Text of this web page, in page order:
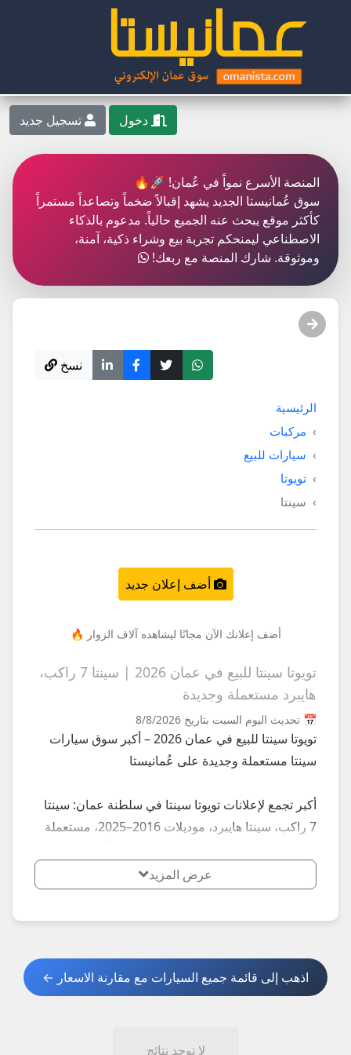
دخول تسجيل جديد
المنصة الأسرع نمواً في عُمان! 🚀🔥
سوق عُمانيستا الجديد يشهد إقبالاً ضخماً وتصاعداً مستمراً
كأكثر موقع يبحث عنه الجميع حالياً. مدعوم بالذكاء
الاصطناعي ليمنحكم تجربة بيع وشراء ذكية، آمنة،
وموثوقة. شارك المنصة مع ربعك!
نسخ
الرئيسية
مركبات
سيارات للبيع
تويوتا
سينتا
أضف إعلان جديد
أضف إعلانك الآن مجانًا ليشاهده آلاف الزوار 🔥
تويوتا سينتا للبيع في عمان 2026 | سينتا 7 راكب،
هايبرد مستعملة وجديدة
📅 تحديث اليوم السبت بتاريخ 8/8/2026
تويوتا سينتا للبيع في عمان 2026 – أكبر سوق سيارات
سينتا مستعملة وجديدة على عُمانيستا
أكبر تجمع لإعلانات تويوتا سينتا في سلطنة عمان: سينتا
7 راكب، سينتا هايبرد، موديلات 2016–2025، مستعملة
صلالة، صحار، نزوى، بركاء، السيب، بوشر، مطرح،
البريمي، الدقم وكل الولايات – أسعار تبدأ من 6,000
**أبرز الموديلات الأكثر طلباً في عمان 2026:**
عرض المزيد
اذهب إلى قائمة جميع السيارات مع مقارنة الاسعار ←
لا توجد نتائج